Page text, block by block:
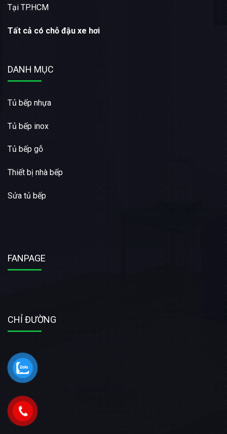
Tại TP.HCM
Tất cả có chỗ đậu xe hơi
DANH MỤC
Tủ bếp nhựa
Tủ bếp inox
Tủ bếp gỗ
Thiết bị nhà bếp
Sửa tủ bếp
FANPAGE
CHỈ ĐƯỜNG